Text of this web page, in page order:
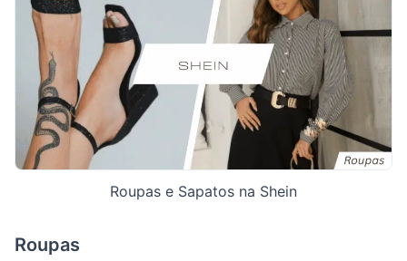
Roupas e Sapatos na Shein
Roupas